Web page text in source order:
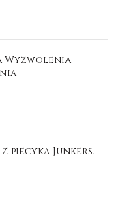
Wyzwolenia
piecyka Junkers.